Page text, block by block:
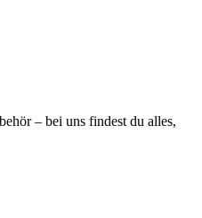
– bei uns findest du alles,